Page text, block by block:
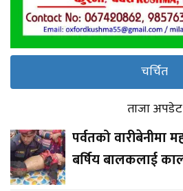
चर्चित
ताजा अपडेट
पर्वतको वारीबेनीमा
बर्षिय बालकलाई